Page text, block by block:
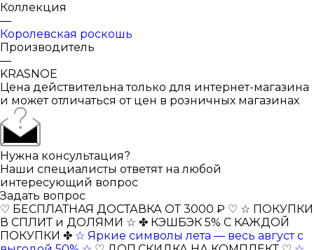
Коллекция
—
Королевская роскошь
Производитель
—
KRASNOE
Цена действительна только для интернет-магазина
и может отличаться от цен в розничных магазинах
Нужна консультация?
Наши специалисты ответят на любой
интересующий вопрос
Задать вопрос
♡ БЕСПЛАТНАЯ ДОСТАВКА ОТ 3000 ₽ ♡ ☆ ПОКУПКИ
В СПЛИТ и ДОЛЯМИ ☆ ✤ КЭШБЭК 5% С КАЖДОЙ
ПОКУПКИ ✤ ☆ Яркие символы лета — весь август с